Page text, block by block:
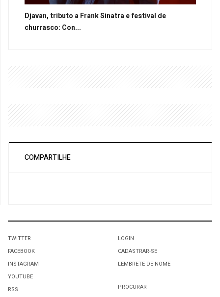
Djavan, tributo a Frank Sinatra e festival de
churrasco: Con...
COMPARTILHE
TWITTER
FACEBOOK
INSTAGRAM
YOUTUBE
RSS
LOGIN
CADASTRAR-SE
LEMBRETE DE NOME
PROCURAR